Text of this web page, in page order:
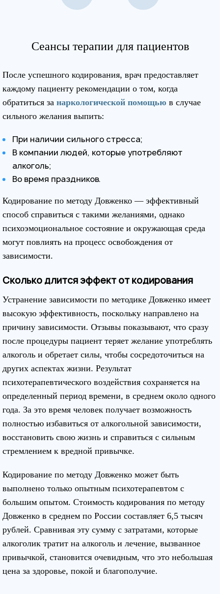
Сеансы терапии для пациентов
После успешного кодирования, врач предоставляет
каждому пациенту рекомендации о том, когда
обратиться за наркологической помощью в случае
сильного желания выпить:
При наличии сильного стресса;
В компании людей, которые употребляют
алкоголь;
Во время праздников.
Кодирование по методу Довженко — эффективный
способ справиться с такими желаниями, однако
психоэмоциональное состояние и окружающая среда
могут повлиять на процесс освобождения от
зависимости.
Сколько длится эффект от кодирования
Устранение зависимости по методике Довженко имеет
высокую эффективность, поскольку направлено на
причину зависимости. Отзывы показывают, что сразу
после процедуры пациент теряет желание употреблять
алкоголь и обретает силы, чтобы сосредоточиться на
других аспектах жизни. Результат
психотерапевтического воздействия сохраняется на
определенный период времени, в среднем около одного
года. За это время человек получает возможность
полностью избавиться от алкогольной зависимости,
восстановить свою жизнь и справиться с сильным
стремлением к вредной привычке.
Кодирование по методу Довженко может быть
выполнено только опытным психотерапевтом с
большим опытом. Стоимость кодирования по методу
Довженко в среднем по России составляет 6,5 тысяч
рублей. Сравнивая эту сумму с затратами, которые
алкоголик тратит на алкоголь и лечение, вызванное
привычкой, становится очевидным, что это небольшая
цена за здоровье, покой и благополучие.